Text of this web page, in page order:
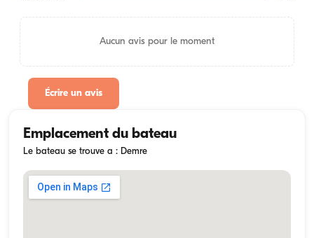
Aucun avis pour le moment
Écrire un avis
Emplacement du bateau
Le bateau se trouve a : Demre